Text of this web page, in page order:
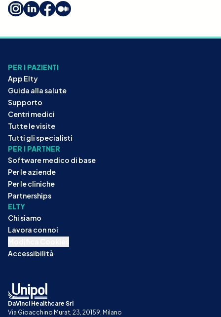
PER I PAZIENTI
App Elty
Guida alla salute
Supporto
Centri medici
Tutte le visite
Tutti gli specialisti
PER I PARTNER
Software medico di base
Per le aziende
Per le cliniche
Partnerships
ELTY
Chi siamo
Lavora con noi
Accessibilità
DaVinci Healthcare Srl
Via Gioacchino Murat, 23, 20159, Milano